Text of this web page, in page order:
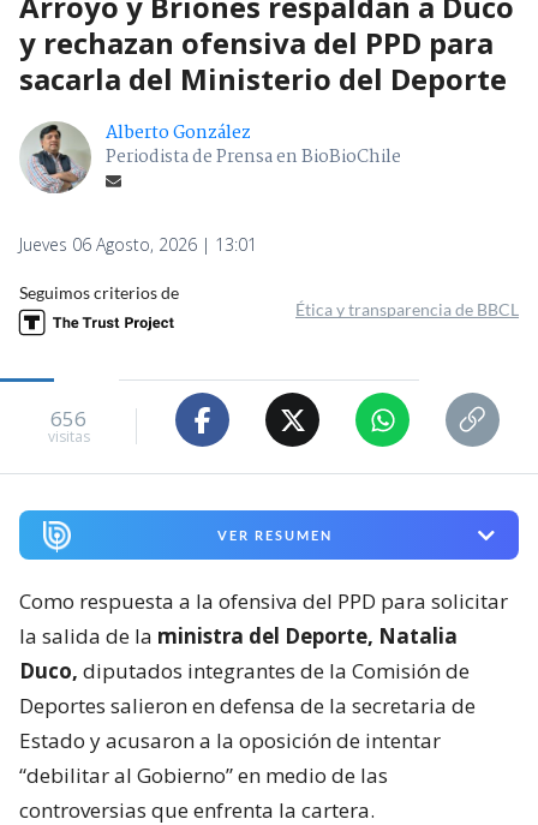
y rechazan ofensiva del PPD para
sacarla del Ministerio del Deporte
Alberto González
Periodista de Prensa en BioBioChile
Jueves 06 Agosto, 2026 | 13:01
Seguimos criterios de
Ética y transparencia de BBCL
656
visitas
VER RESUMEN
Como respuesta a la ofensiva del PPD para solicitar
la salida de la ministra del Deporte, Natalia
Duco, diputados integrantes de la Comisión de
Deportes salieron en defensa de la secretaria de
Estado y acusaron a la oposición de intentar
“debilitar al Gobierno” en medio de las
controversias que enfrenta la cartera.